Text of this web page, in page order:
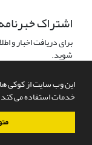
این وب سایت از کوکی ها
خدمات استفاده می
اشتراک
برای دریافت اخبار و
شوید.
سامانه مدیریت